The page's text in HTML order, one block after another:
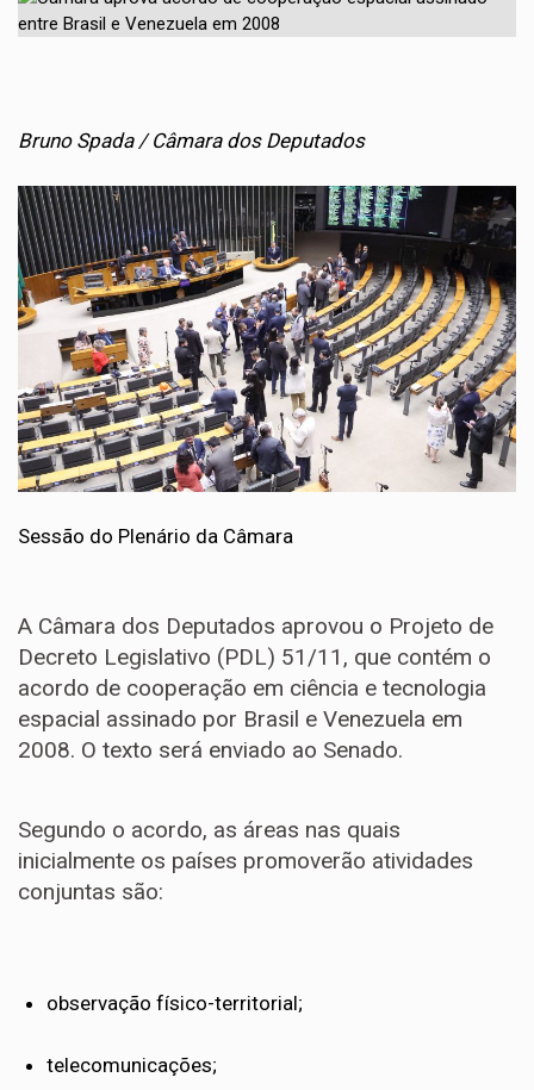
Bruno Spada / Câmara dos Deputados
Sessão do Plenário da Câmara
A Câmara dos Deputados aprovou o Projeto de
Decreto Legislativo (PDL) 51/11, que contém o
acordo de cooperação em ciência e tecnologia
espacial assinado por Brasil e Venezuela em
2008. O texto será enviado ao Senado.
Segundo o acordo, as áreas nas quais
inicialmente os países promoverão atividades
conjuntas são:
observação físico-territorial;
telecomunicações;